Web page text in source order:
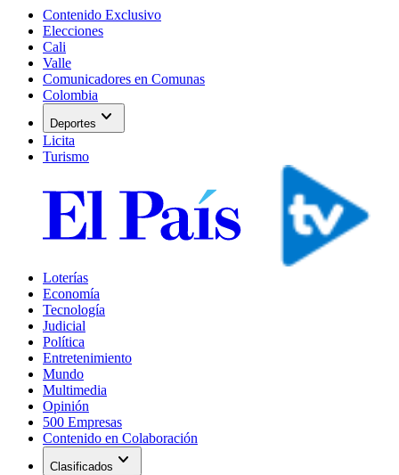
Contenido Exclusivo
Elecciones
Cali
Valle
Comunicadores en Comunas
Colombia
Deportes expand_more
Licita
Turismo
Loterías
Economía
Tecnología
Judicial
Política
Entretenimiento
Mundo
Multimedia
Opinión
500 Empresas
Contenido en Colaboración
Clasificados expand_more